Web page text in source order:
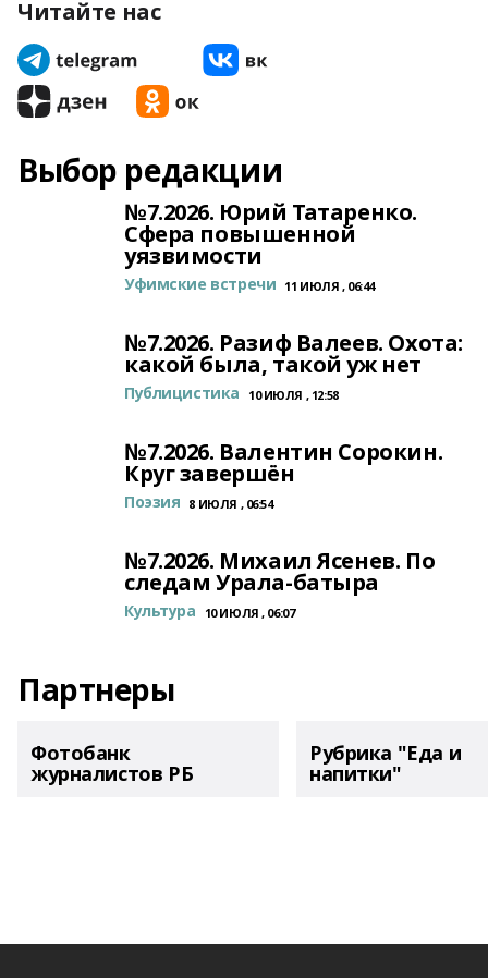
Читайте нас
Выбор редакции
№7.2026. Юрий Татаренко.
Сфера повышенной
уязвимости
Уфимские встречи 11 ИЮЛЯ , 06:44
№7.2026. Разиф Валеев. Охота:
какой была, такой уж нет
Публицистика 10 ИЮЛЯ , 12:58
№7.2026. Валентин Сорокин.
Круг завершён
Поэзия 8 ИЮЛЯ , 06:54
№7.2026. Михаил Ясенев. По
следам Урала-батыра
Культура 10 ИЮЛЯ , 06:07
Партнеры
Фотобанк
журналистов РБ
Рубрика "Еда и
напитки"